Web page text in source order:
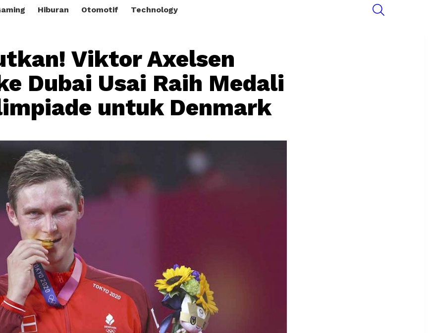
Hiburan Otomotif Technology
Viktor Axelsen
Dubai Usai Raih Medali
untuk Denmark